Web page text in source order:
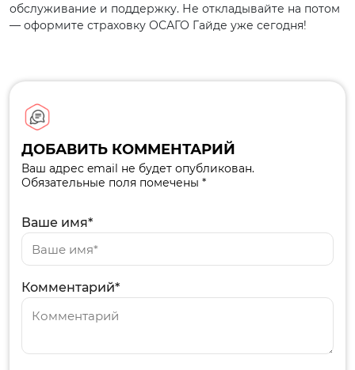
обслуживание и поддержку. Не откладывайте на потом
— оформите страховку ОСАГО Гайде уже сегодня!
ДОБАВИТЬ КОММЕНТАРИЙ
Ваш адрес email не будет опубликован.
Обязательные поля помечены *
Комментарий*
Ваше имя*